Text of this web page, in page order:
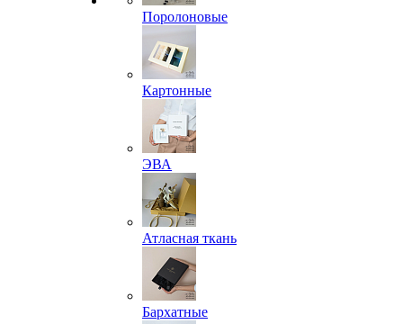
Поролоновые
Картонные
ЭВА
Атласная ткань
Бархатные